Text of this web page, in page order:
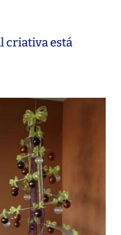
criativa está